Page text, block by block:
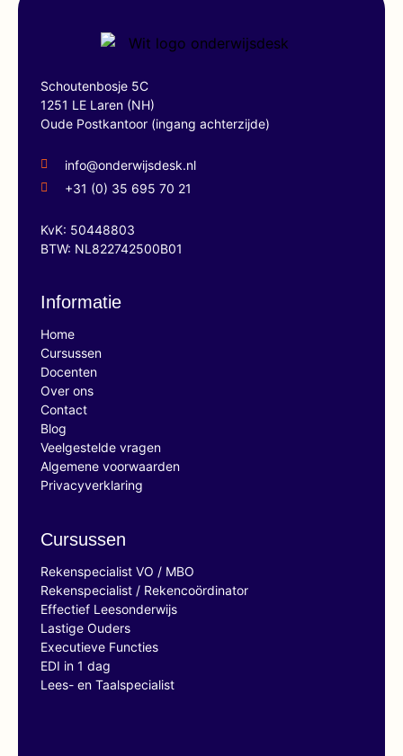
Schoutenbosje 5C
1251 LE Laren (NH)
Oude Postkantoor (ingang achterzijde)
info@onderwijsdesk.nl
+31 (0) 35 695 70 21
KvK: 50448803
BTW: NL822742500B01
Informatie
Home
Cursussen
Docenten
Over ons
Contact
Blog
Veelgestelde vragen
Algemene voorwaarden
Privacyverklaring
Cursussen
Rekenspecialist VO / MBO
Rekenspecialist / Rekencoördinator
Effectief Leesonderwijs
Lastige Ouders
Executieve Functies
EDI in 1 dag
Lees- en Taalspecialist